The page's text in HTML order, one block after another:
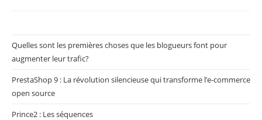
Quelles sont les premières choses que les blogueurs font pour
augmenter leur trafic?
PrestaShop 9 : La révolution silencieuse qui transforme l’e-commerce
open source
Prince2 : Les séquences